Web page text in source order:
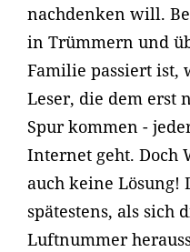
nachdenken will.
in Trümmern und
Familie passiert ist,
Leser, die dem erst
Spur kommen -
Internet geht. Doch
auch keine Lösung!
spätestens, als sich
Luftnummer